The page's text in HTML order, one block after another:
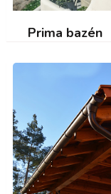
Prima bazén